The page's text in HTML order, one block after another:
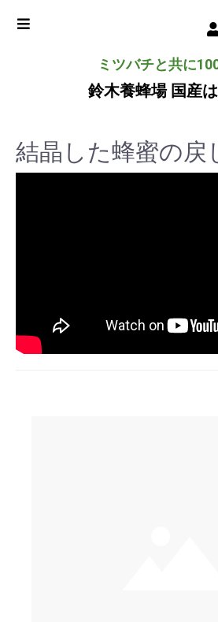
ミツバチと共に
鈴木養蜂場 国産
結晶した蜂蜜の戻